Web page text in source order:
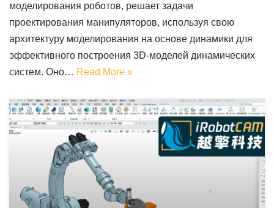
моделирования роботов, решает задачи
проектирования манипуляторов, используя свою
архитектуру моделирования на основе динамики для
эффективного построения 3D-моделей динамических
систем. Оно… Read More »